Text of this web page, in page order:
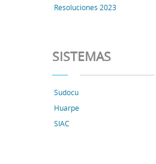
Resoluciones 2023
SISTEMAS
Sudocu
Huarpe
SIAC